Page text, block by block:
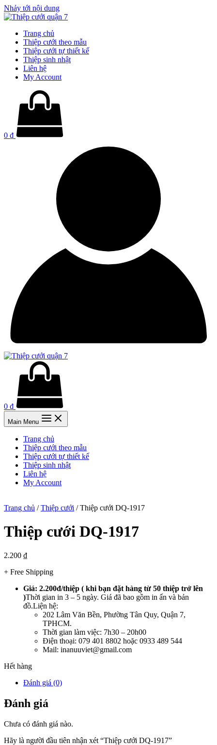
Nhảy tới nội dung
Trang chủ
Thiệp cưới theo mẫu
Thiệp cưới tự thiết kế
Thiệp sinh nhật
Liên hệ
My Account
0 ₫
0 ₫
Main Menu
Trang chủ
Thiệp cưới theo mẫu
Thiệp cưới tự thiết kế
Thiệp sinh nhật
Liên hệ
My Account
Trang chủ /Thiệp cưới / Thiệp cưới DQ-1917
Thiệp cưới DQ-1917
2.200 ₫
+ Free Shipping
Giá: 2.200đ/thiệp ( khi bạn đặt hàng từ 50 thiệp trở lên
)Thời gian in 3 – 5 ngày. Giá đã bao gồm in ấn và bản
đồ.Liện hệ:
202 Lâm Văn Bền, Phường Tân Quy, Quận 7,
TPHCM.
Thời gian làm việc: 7h30 – 20h00
Điện thoại: 079 401 8802 hoặc 0933 489 544
Mail: inanuuviet@gmail.com
Hết hàng
Đánh giá (0)
Đánh giá
Chưa có đánh giá nào.
Hãy là người đầu tiên nhận xét “Thiệp cưới DQ-1917”